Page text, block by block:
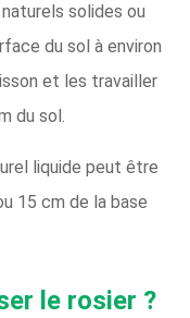
solides ou
du sol à environ
et les travailler
du sol.
liquide peut être
15 cm de la base
le rosier ?